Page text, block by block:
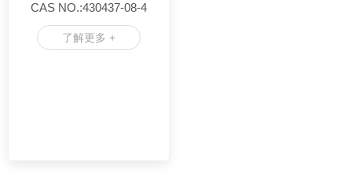
CAS NO.:430437-08-4
了解更多 +